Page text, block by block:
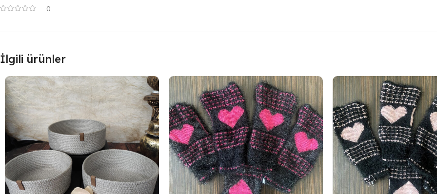
0
İlgili ürünler